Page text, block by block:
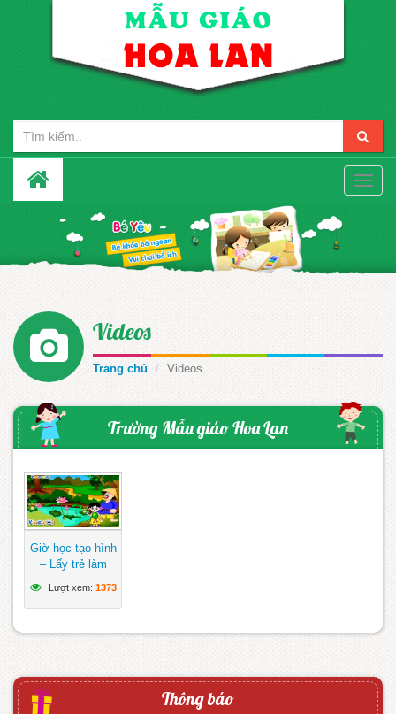
Toggle
Videos
Trang chủ Videos
Trường Mẫu giáo Hoa Lan
Giờ học tạo hình
– Lấy trẻ làm
Lượt xem: 1373
Thông báo